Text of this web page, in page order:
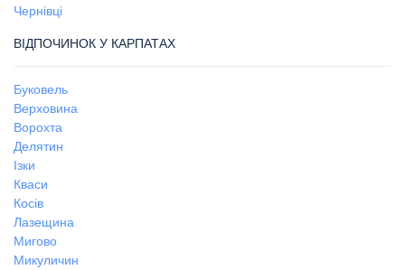
Чернівці
ВІДПОЧИНОК У КАРПАТАХ
Буковель
Верховина
Ворохта
Делятин
Ізки
Кваси
Косів
Лазещина
Мигово
Микуличин